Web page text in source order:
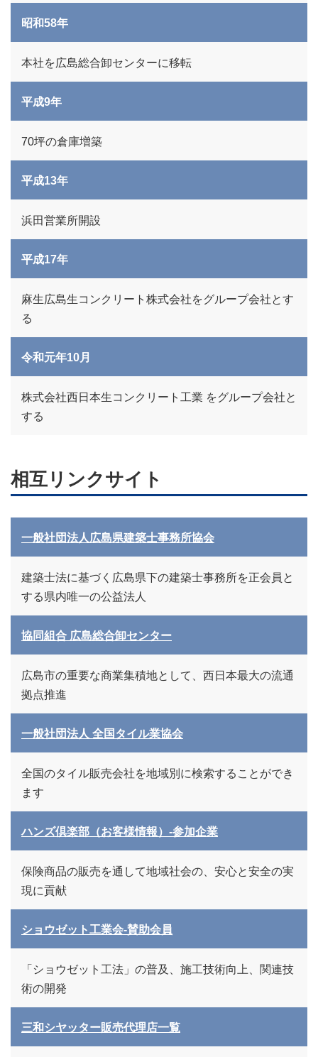
昭和58年
本社を広島総合卸センターに移転
平成9年
70坪の倉庫増築
平成13年
浜田営業所開設
平成17年
麻生広島生コンクリート株式会社をグループ会社とす
る
令和元年10月
株式会社西日本生コンクリート工業 をグループ会社と
する
相互リンクサイト
一般社団法人広島県建築士事務所協会
建築士法に基づく広島県下の建築士事務所を正会員と
する県内唯一の公益法人
協同組合 広島総合卸センター
広島市の重要な商業集積地として、西日本最大の流通
拠点推進
一般社団法人 全国タイル業協会
全国のタイル販売会社を地域別に検索することができ
ます
ハンズ倶楽部（お客様情報）-参加企業
保険商品の販売を通して地域社会の、安心と安全の実
現に貢献
ショウゼット工業会-賛助会員
「ショウゼット工法」の普及、施工技術向上、関連技
術の開発
三和シヤッター販売代理店一覧